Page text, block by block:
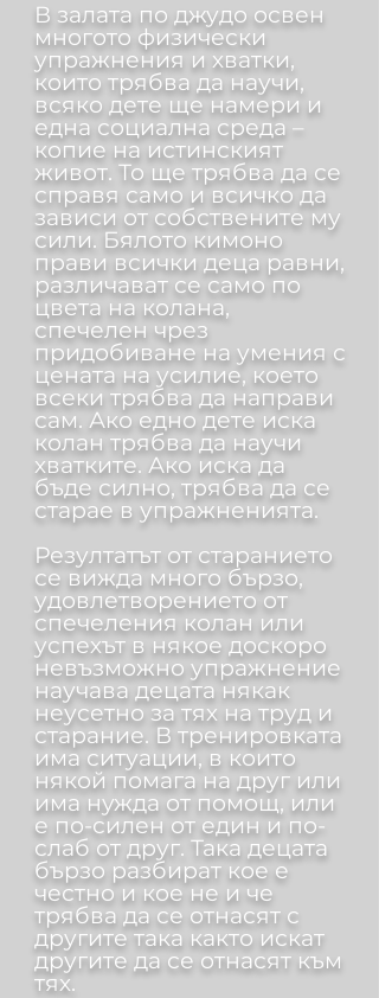
В залата по джудо освен
многото физически
упражнения и хватки,
които трябва да научи,
всяко дете ще намери и
една социална среда –
копие на истинският
живот. То ще трябва да се
справя само и всичко да
зависи от собствените му
сили. Бялото кимоно
прави всички деца равни,
различават се само по
цвета на колана,
спечелен чрез
придобиване на умения с
цената на усилие, което
всеки трябва да направи
сам. Ако едно дете иска
колан трябва да научи
хватките. Ако иска да
бъде силно, трябва да се
старае в упражненията.
Резултатът от старанието
се вижда много бързо,
удовлетворението от
спечеления колан или
успехът в някое доскоро
невъзможно упражнение
научава децата някак
неусетно за тях на труд и
старание. В тренировката
има ситуации, в които
някой помага на друг или
има нужда от помощ, или
е по-силен от един и по-
слаб от друг. Така децата
бързо разбират кое е
честно и кое не и че
трябва да се отнасят с
другите така както искат
другите да се отнасят към
тях.